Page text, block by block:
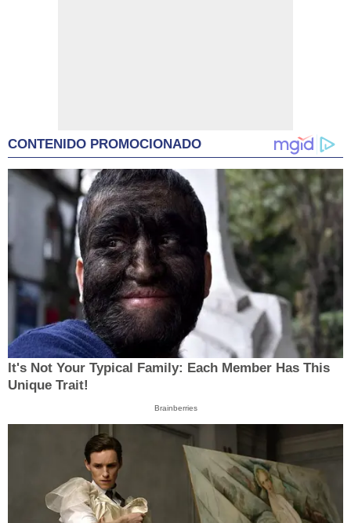
CONTENIDO PROMOCIONADO
It's Not Your Typical Family: Each Member Has This
Unique Trait!
Brainberries